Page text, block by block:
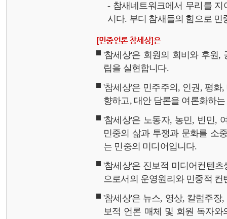
- 참새네트워크에서 무리를
시다. 부디 참새들의 힘으로 민
[민중언론 참세상]은
'참세상'은 회원의 회비와 후원,
립을 실현합니다.
'참세상'은 민주주의, 인권, 평
향하고, 대안 담론을 여론화하
'참세상'은 노동자, 농민, 빈민,
민중의 삶과 투쟁과 문화를 소
는 민중의 미디어입니다.
'참세상'은 진보적 미디어컨텐
으로서의 운영원리와 민중적
'참세상'은 뉴스, 영상, 칼럼주
보적 언론 매체 및 회원 독자와